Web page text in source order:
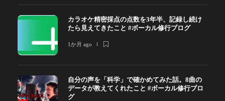
カラオケ精密採点の点数を3年半、記録し続け
たら見えてきたこと #ボーカル修行ブログ
1か月 ago
自分の声を「科学」で確かめてみた話。8曲の
データが教えてくれたこと #ボーカル修行ブロ
グ